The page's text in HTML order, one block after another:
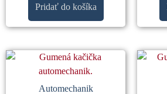
Pridať do košíka
Automechanik